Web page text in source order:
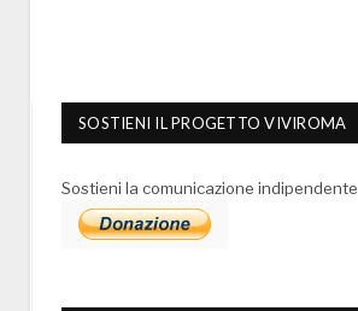
SOSTIENI IL PROGETTO VIVIROMA
Sostieni la comunicazione indipendente